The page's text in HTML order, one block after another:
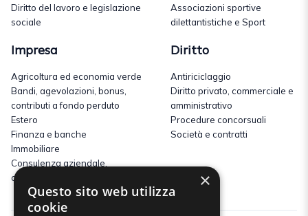
Diritto del lavoro e legislazione
sociale
Associazioni sportive
dilettantistiche e Sport
Impresa
Agricoltura ed economia verde
Bandi, agevolazioni, bonus,
contributi a fondo perduto
Estero
Finanza e banche
Immobiliare
Consulenza aziendale,
commerciale e marketing
Diritto
Antiriciclaggio
Diritto privato, commerciale e
amministrativo
Procedure concorsuali
Società e contratti
×
Questo sito web utilizza
cookie